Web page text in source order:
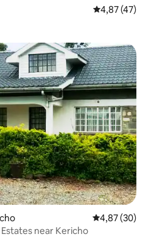
Prosječna
4,87 (47)
Prosječna
4,87 (30)
near Kericho